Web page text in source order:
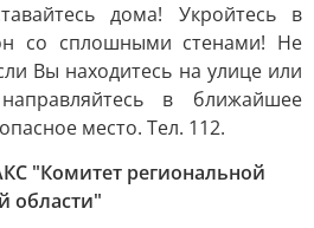
дома! Укройтесь в
со сплошными стенами! Не
Вы находитесь на улице или
в ближайшее
место. Тел. 112.
"Комитет региональной
области"